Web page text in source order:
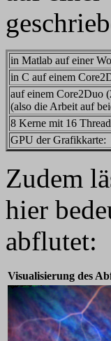
in Matlab auf einer
in C auf einem
auf einem Core2Duo
(also die Arbeit auf
8 Kerne mit 16
GPU der Grafikkarte:
Zudem
hier
abflutet:
Visualisierung des